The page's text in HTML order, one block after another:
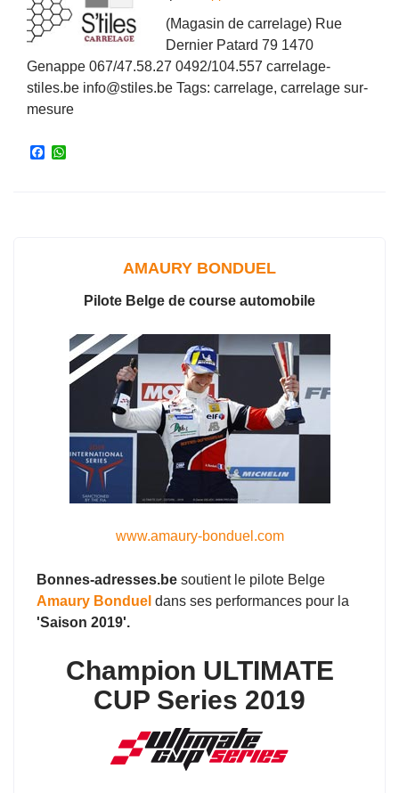
(Magasin de carrelage) Rue
Dernier Patard 79 1470
Genappe 067/47.58.27 0492/104.557 carrelage-
stiles.be info@stiles.be Tags: carrelage, carrelage sur-
mesure
F
AMAURY BONDUEL
Pilote Belge de course automobile
www.amaury-bonduel.com
Bonnes-adresses.be soutient le pilote Belge
Amaury Bonduel dans ses performances pour la
'Saison 2019'.
Champion ULTIMATE
CUP Series 2019